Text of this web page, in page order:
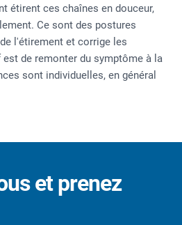
étirent ces chaînes en douceur,
Ce sont des postures
l'étirement et corrige les
de remonter du symptôme à la
sont individuelles, en général
et prenez